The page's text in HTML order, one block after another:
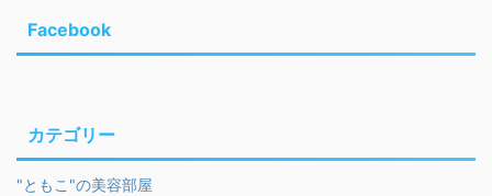
Facebook
カテゴリー
"ともこ"の美容部屋